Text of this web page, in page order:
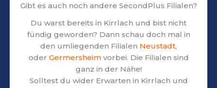
Gibt es auch noch andere SecondPlus Filialen?
Du warst bereits in Kirrlach und bist nicht
fündig geworden? Dann schau doch mal in
den umliegenden Filialen Neustadt,
oder Germersheimvorbei. Die Filialen sind
ganz in der Nähe!
Solltest du wider Erwarten in Kirrlach und